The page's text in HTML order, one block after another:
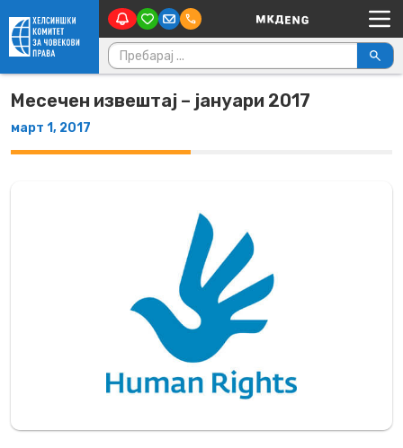
Skip to content Main Navigation
Пребарувај за:
Месечен извештај – јануари 2017
март 1, 2017